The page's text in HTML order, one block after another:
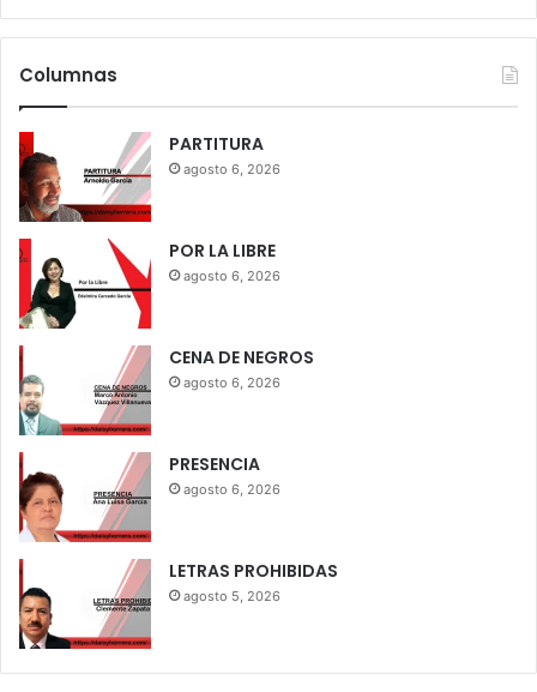
Columnas
PARTITURA
agosto 6, 2026
POR LA LIBRE
agosto 6, 2026
CENA DE NEGROS
agosto 6, 2026
PRESENCIA
agosto 6, 2026
LETRAS PROHIBIDAS
agosto 5, 2026